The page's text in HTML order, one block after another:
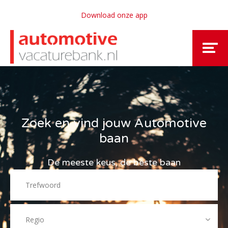
Download onze app
Zoek en vind jouw Automotive
baan
De meeste keus, de beste baan